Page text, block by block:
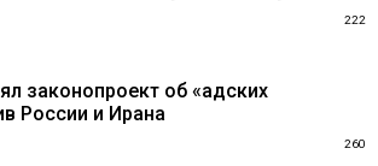
222
законопроект об «адских
России и Ирана
260